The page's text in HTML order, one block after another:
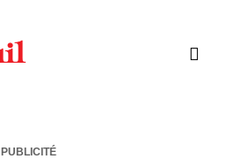
PUBLICITÉ